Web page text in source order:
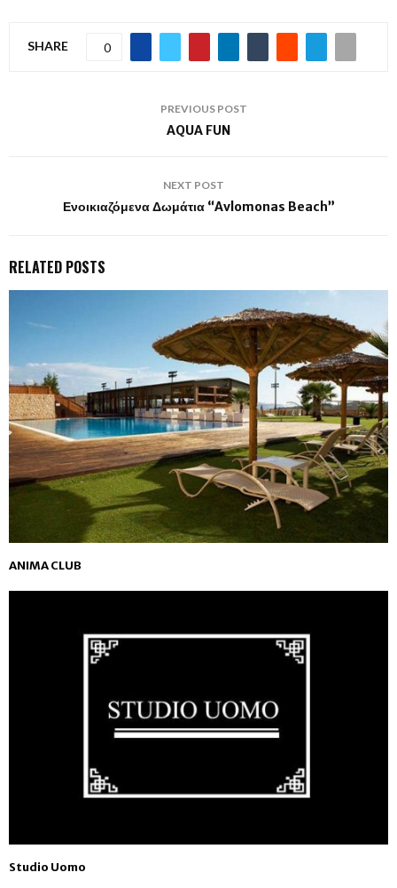
SHARE 0
PREVIOUS POST
AQUA FUN
NEXT POST
Ενοικιαζόμενα Δωμάτια “Avlomonas Beach”
RELATED POSTS
ANIMA CLUB
Studio Uomo